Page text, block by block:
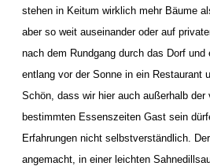
stehen in Keitum wirklich mehr Bäume
aber so weit auseinander oder auf
nach dem Rundgang durch das Dorf
entlang vor der Sonne in ein Restaurant
Schön, dass wir hier auch außerhalb der
bestimmten Essenszeiten Gast sein
Erfahrungen nicht selbstverständlich.
angemacht, in einer leichten